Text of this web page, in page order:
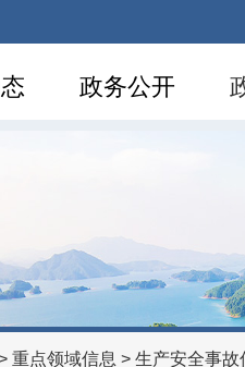
政务公开
重点领域信息 > 生产安全事故